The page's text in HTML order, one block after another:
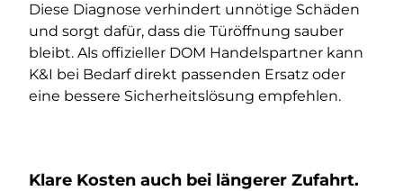
Diese Diagnose verhindert unnötige Schäden
und sorgt dafür, dass die Türöffnung sauber
bleibt. Als offizieller DOM Handelspartner kann
K&I bei Bedarf direkt passenden Ersatz oder
eine bessere Sicherheitslösung empfehlen.
Klare Kosten auch bei längerer Zufahrt.